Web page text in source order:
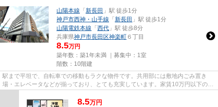
山陽本線 「 新長田 」駅 徒歩1分
神戸市西神・山手線 「 新長田 」駅 徒歩1分
山陽電鉄本線 「 西代 」駅 徒歩8分
兵庫県神戸市長田区神楽町 ６丁目
8.5万円
築年数：築1年未満 ｜募集中： 1室
階数：10階建
駅まで平坦で、自転車での移動もラクな物件です。共用部には敷地内ごみ置き
場・エレベータなどが揃っており、とても充実しています。家賃10万円以下の物
8.5万円